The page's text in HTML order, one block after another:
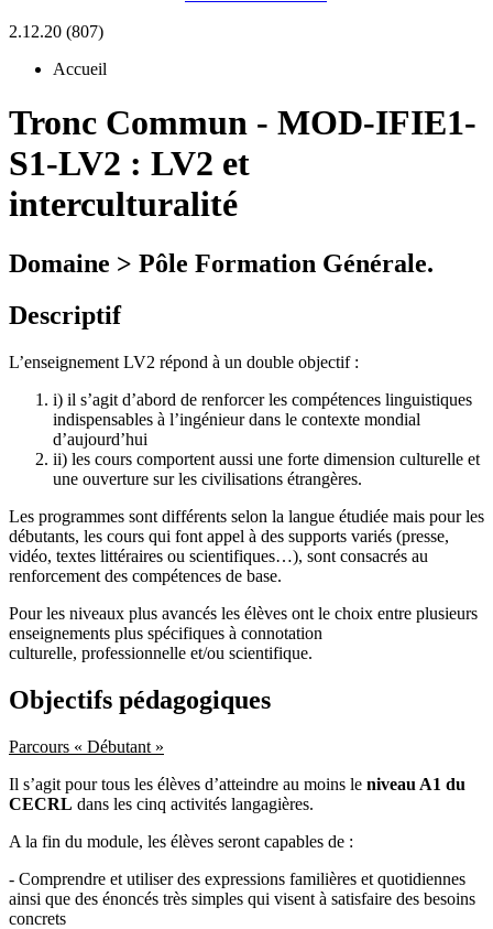
2.12.20 (807)
Accueil
Tronc Commun - MOD-IFIE1-
S1-LV2 : LV2 et
interculturalité
Domaine > Pôle Formation Générale.
Descriptif
L’enseignement LV2 répond à un double objectif :
i) il s’agit d’abord de renforcer les compétences linguistiques
indispensables à l’ingénieur dans le contexte mondial
d’aujourd’hui
ii) les cours comportent aussi une forte dimension culturelle et
une ouverture sur les civilisations étrangères.
Les programmes sont différents selon la langue étudiée mais pour les
débutants, les cours qui font appel à des supports variés (presse,
vidéo, textes littéraires ou scientifiques…), sont consacrés au
renforcement des compétences de base.
Pour les niveaux plus avancés les élèves ont le choix entre plusieurs
enseignements plus spécifiques à connotation
culturelle, professionnelle et/ou scientifique.
Objectifs pédagogiques
Parcours « Débutant »
Il s’agit pour tous les élèves d’atteindre au moins le niveau A1 du
CECRL dans les cinq activités langagières.
A la fin du module, les élèves seront capables de :
- Comprendre et utiliser des expressions familières et quotidiennes
ainsi que des énoncés très simples qui visent à satisfaire des besoins
concrets